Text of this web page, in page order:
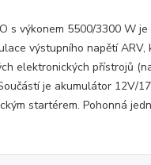
s výkonem 5500/3300 W je
výstupního napětí ARV,
elektronických přístrojů
je akumulátor 12V/
startérem. Pohonná